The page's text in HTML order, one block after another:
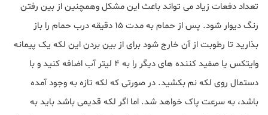
تعداد دفعات زیاد می تواند باعث این مشکل وهمچنین از بین رفتن
رنگ دیوار شود. پس از حمام به مدت ۱۵ دقیقه درب حمام را باز
بذارید تا رطوبت از آن خارج شود برای از بین بردن این لکه یک پیمانه
وایتکس یا صفید کننده های دیگر را به ۴ لیتر آب اضافه کنید و با
دستمال روی لکه نم بکشید. در صورتی که لکه تازه به وجود آمده
باشد، به سرعت پاک خواهد شد. اما اگر لکه قدیمی باشد باید به